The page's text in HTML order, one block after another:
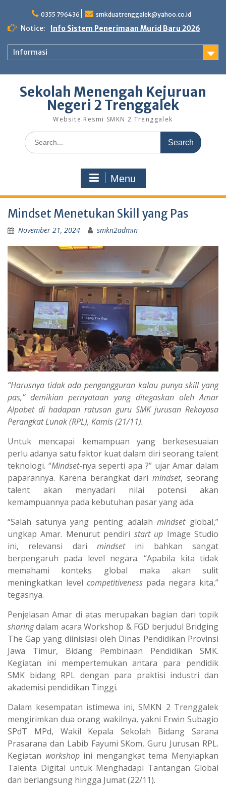
content
0355 796436 smkduatrenggalek@yahoo.co.id
Notice: Info Sistem Penerimaan Murid Baru 2026
Informasi
Sekolah Menengah Kejuruan
Negeri 2 Trenggalek
Website Resmi SMKN 2 Trenggalek
Search
for:
Menu
Mindset Menetukan Skill yang Pas
November 21, 2024 smkn2admin
“Harusnya tidak ada pengangguran kalau punya skill yang
pas,” demikian pernyataan yang ditegaskan oleh Amar
Alpabet di hadapan ratusan guru SMK jurusan Rekayasa
Perangkat Lunak (RPL), Kamis (21/11).
Untuk mencapai kemampuan yang berkesesuaian
perlu adanya satu faktor kuat dalam diri seorang talent
teknologi. “Mindset-nya seperti apa ?” ujar Amar dalam
paparannya. Karena berangkat darimindset, seorang
talent akan menyadari nilai potensi akan
kemampuannya pada kebutuhan pasar yang ada.
“Salah satunya yang penting adalahmindsetglobal,”
ungkap Amar. Menurut pendiri start up Image Studio
ini, relevansi dari mindsetini bahkan sangat
berpengaruh pada level negara. “Apabila kita tidak
memahami konteks global maka akan sulit
meningkatkan level competitiveness pada negara kita,”
tegasnya.
Penjelasan Amar di atas merupakan bagian dari topik
sharingdalam acara Workshop & FGD berjudul Bridging
The Gap yang diinisiasi oleh Dinas Pendidikan Provinsi
Jawa Timur, Bidang Pembinaan Pendidikan SMK.
Kegiatan ini mempertemukan antara para pendidik
SMK bidang RPL dengan para praktisi industri dan
akademisi pendidikan Tinggi.
Dalam kesempatan istimewa ini, SMKN 2 Trenggalek
mengirimkan dua orang wakilnya, yakni Erwin Subagio
SPdT MPd, Wakil Kepala Sekolah Bidang Sarana
Prasarana dan Labib Fayumi SKom, Guru Jurusan RPL.
Kegiatan workshopini mengangkat tema Menyiapkan
Talenta Digital untuk Menghadapi Tantangan Global
dan berlangsung hingga Jumat (22/11).